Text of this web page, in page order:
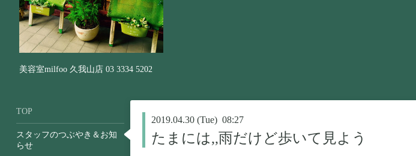
美容室milfoo 久我山店 03 3334 5202
2019.04.30 (Tue) 08:27
たまには,,雨だけど歩いて見よう
TOP
スタッフのつぶやき＆お知
らせ